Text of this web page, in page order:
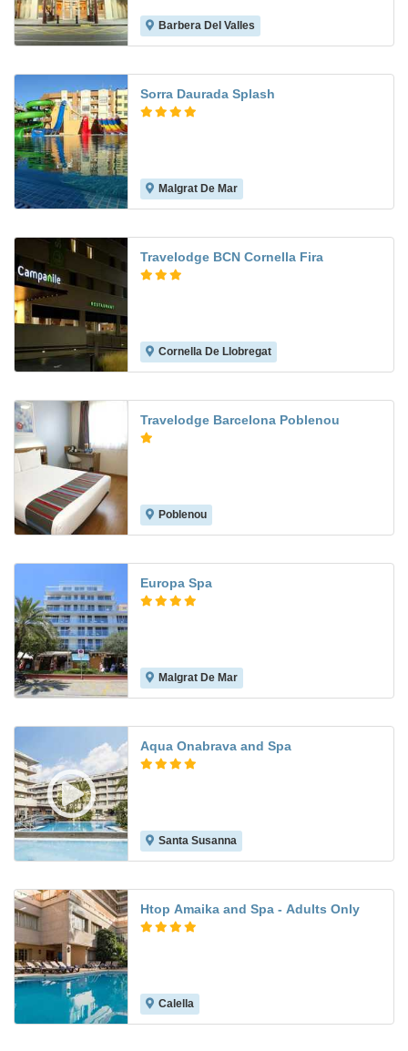
Barbera Del Valles
Sorra Daurada Splash
Malgrat De Mar
Travelodge BCN Cornella Fira
Cornella De Llobregat
Travelodge Barcelona Poblenou
Poblenou
Europa Spa
Malgrat De Mar
Aqua Onabrava and Spa
Santa Susanna
Htop Amaika and Spa - Adults Only
Calella